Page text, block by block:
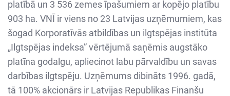
platībā un 3 536 zemes īpašumiem ar kopējo platību
903 ha. VNĪ ir viens no 23 Latvijas uzņēmumiem, kas
šogad Korporatīvās atbildības un ilgtspējas institūta
„Ilgtspējas indeksa” vērtējumā saņēmis augstāko
platīna godalgu, apliecinot labu pārvaldību un savas
darbības ilgtspēju. Uzņēmums dibināts 1996. gadā,
tā 100% akcionārs ir Latvijas Republikas Finanšu